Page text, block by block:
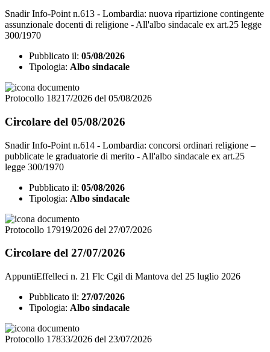
Snadir Info-Point n.613 - Lombardia: nuova ripartizione contingente
assunzionale docenti di religione - All'albo sindacale ex art.25 legge
300/1970
Pubblicato il: 05/08/2026
Tipologia: Albo sindacale
Protocollo 18217/2026 del 05/08/2026
Circolare del 05/08/2026
Snadir Info-Point n.614 - Lombardia: concorsi ordinari religione –
pubblicate le graduatorie di merito - All'albo sindacale ex art.25
legge 300/1970
Pubblicato il: 05/08/2026
Tipologia: Albo sindacale
Protocollo 17919/2026 del 27/07/2026
Circolare del 27/07/2026
AppuntiEffelleci n. 21 Flc Cgil di Mantova del 25 luglio 2026
Pubblicato il: 27/07/2026
Tipologia: Albo sindacale
Protocollo 17833/2026 del 23/07/2026